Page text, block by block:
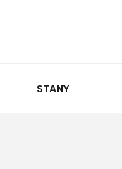
STANY